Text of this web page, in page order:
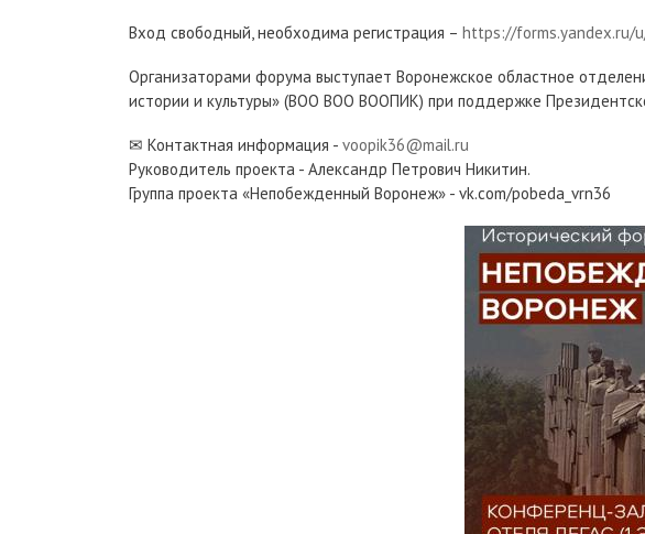
Вход свободный, необходима регистрация – https://forms.yandex.ru/
Организаторами форума выступает Воронежское областное
истории и культуры» (ВОО ВОО ВООПИК) при поддержке
✉ Контактная информация - voopik36@mail.ru
Руководитель проекта - Александр Петрович Никитин.
Группа проекта «Непобежденный Воронеж» - vk.com/pobeda_vrn36